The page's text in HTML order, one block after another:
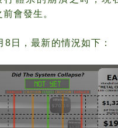
會發生。
8日，最新的情況如下：